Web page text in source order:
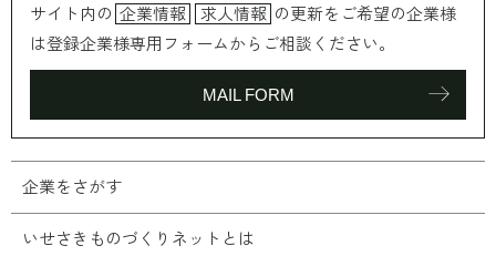
企業をさがす
いせさきものづくりネットとは
サイト内の 企業情報 求人情報 の更新をご希望の企業様
は登録企業様専用フォームからご相談ください。
MAIL FORM